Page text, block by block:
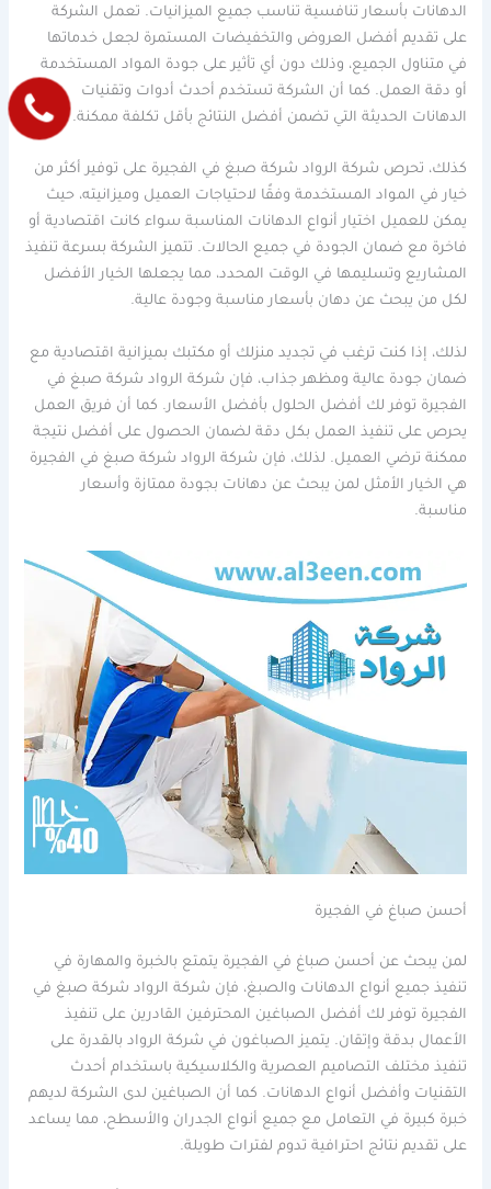
الدهانات بأسعار تنافسية تناسب جميع الميزانيات. تعمل الشركة
على تقديم أفضل العروض والتخفيضات المستمرة لجعل خدماتها
في متناول الجميع، وذلك دون أي تأثير على جودة المواد المستخدمة
أو دقة العمل. كما أن الشركة تستخدم أحدث أدوات وتقنيات
الدهانات الحديثة التي تضمن أفضل النتائج بأقل تكلفة ممكنة.
كذلك، تحرص شركة الرواد شركة صبغ في الفجيرة على توفير أكثر من
خيار في المواد المستخدمة وفقًا لاحتياجات العميل وميزانيته، حيث
يمكن للعميل اختيار أنواع الدهانات المناسبة سواء كانت اقتصادية أو
فاخرة مع ضمان الجودة في جميع الحالات. تتميز الشركة بسرعة تنفيذ
المشاريع وتسليمها في الوقت المحدد، مما يجعلها الخيار الأفضل
لكل من يبحث عن دهان بأسعار مناسبة وجودة عالية.
لذلك، إذا كنت ترغب في تجديد منزلك أو مكتبك بميزانية اقتصادية مع
ضمان جودة عالية ومظهر جذاب، فإن شركة الرواد شركة صبغ في
الفجيرة توفر لك أفضل الحلول بأفضل الأسعار. كما أن فريق العمل
يحرص على تنفيذ العمل بكل دقة لضمان الحصول على أفضل نتيجة
ممكنة ترضي العميل. لذلك، فإن شركة الرواد شركة صبغ في الفجيرة
هي الخيار الأمثل لمن يبحث عن دهانات بجودة ممتازة وأسعار
مناسبة.
أحسن صباغ في الفجيرة
لمن يبحث عن أحسن صباغ في الفجيرة يتمتع بالخبرة والمهارة في
تنفيذ جميع أنواع الدهانات والصبغ، فإن شركة الرواد شركة صبغ في
الفجيرة توفر لك أفضل الصباغين المحترفين القادرين على تنفيذ
الأعمال بدقة وإتقان. يتميز الصباغون في شركة الرواد بالقدرة على
تنفيذ مختلف التصاميم العصرية والكلاسيكية باستخدام أحدث
التقنيات وأفضل أنواع الدهانات. كما أن الصباغين لدى الشركة لديهم
خبرة كبيرة في التعامل مع جميع أنواع الجدران والأسطح، مما يساعد
على تقديم نتائج احترافية تدوم لفترات طويلة.